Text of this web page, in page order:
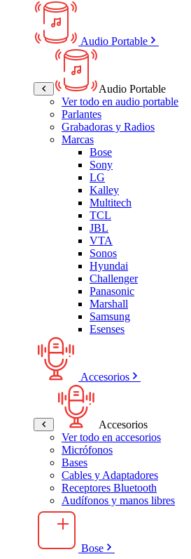
Audio Portable
Audio Portable
Ver todo en audio portable
Parlantes
Grabadoras y Radios
Marcas
Bose
Sony
LG
Kalley
Multitech
TCL
JBL
VTA
Sonos
Hyundai
Challenger
Panasonic
Marshall
Samsung
Esenses
Accesorios
Accesorios
Ver todo en accesorios
Micrófonos
Bases
Cables y Adaptadores
Receptores Bluetooth
Audífonos y manos libres
Bose